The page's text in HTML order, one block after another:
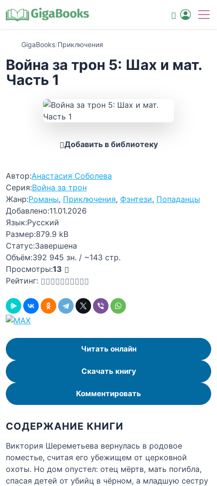
GigaBooks/Приключения
Война за трон 5: Шах и мат.
Часть 1
Добавить в библиотеку
Автор:Анастасия Соболева
Серия:Война за трон
Жанр:Романы, Приключения, Фэнтези, Попаданцы
Добавлено:11.01.2026
Язык:Русский
Размер:879.9 kB
Статус:Завершена
Объём:392 945 зн. / ~143 стр.
Просмотры:13
Рейтинг:
Читать онлайн
Скачать книгу
Комментировать
СОДЕРЖАНИЕ КНИГИ
Виктория Шереметьева вернулась в родовое
поместье, считая его убежищем от церковной
охоты. Но дом опустел: отец мёртв, мать погибла,
спасая детей от убийц в чёрном, а младшую сестру